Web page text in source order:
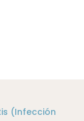
(Infección